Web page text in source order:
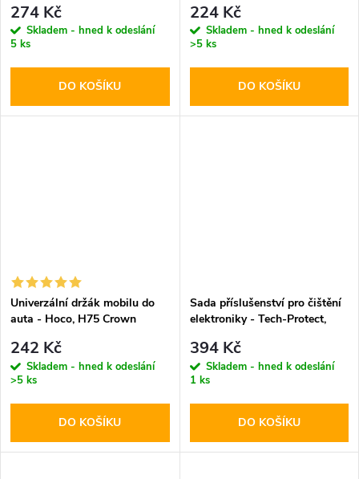
274 Kč
Skladem - hned k odeslání
5 ks
DO KOŠÍKU
224 Kč
Skladem - hned k odeslání
>5 ks
DO KOŠÍKU
Univerzální držák mobilu do
auta - Hoco, H75 Crown
242 Kč
Skladem - hned k odeslání
>5 ks
DO KOŠÍKU
Sada příslušenství pro čištění
elektroniky - Tech-Protect,
394 Kč
Skladem - hned k odeslání
1 ks
DO KOŠÍKU